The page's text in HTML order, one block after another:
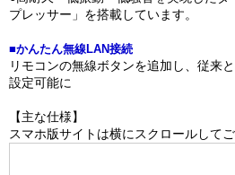
プレッサー」を搭載しています。
■かんたん無線LAN接続
リモコンの無線ボタンを追加し、従来
設定可能に
【主な仕様】
スマホ版サイトは横にスクロールして